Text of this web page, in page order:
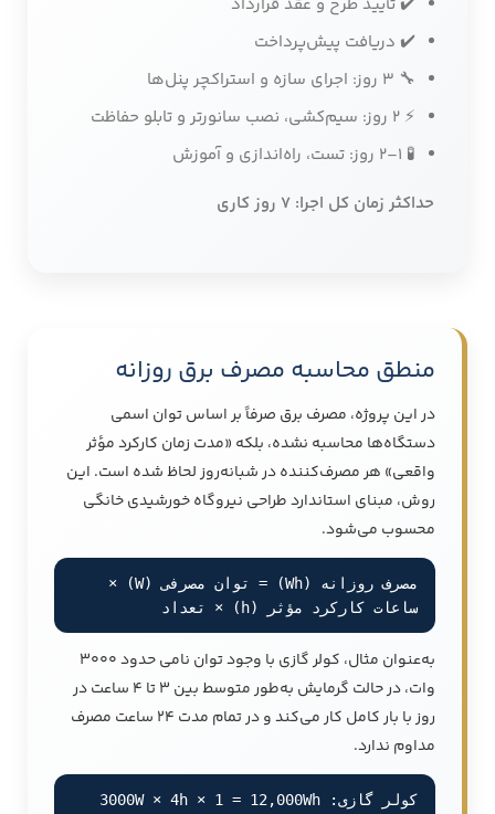
✔️ دریافت پیش‌پرداخت
🔧 3 روز: اجرای سازه و استراکچر پنل‌ها
⚡ 2 روز: سیم‌کشی، نصب سانورتر و تابلو حفاظت
🧪 1–2 روز: تست، راه‌اندازی و آموزش
حداکثر زمان کل اجرا: 7 روز کاری
منطق محاسبه مصرف برق روزانه
در این پروژه، مصرف برق صرفاً بر اساس توان اسمی
دستگاه‌ها محاسبه نشده، بلکه «مدت زمان کارکرد مؤثر
واقعی» هر مصرف‌کننده در شبانه‌روز لحاظ شده است. این
روش، مبنای استاندارد طراحی نیروگاه خورشیدی خانگی
محسوب می‌شود.
مصرف روزانه (Wh) = توان مصرفی (W) ×
ساعات کارکرد مؤثر (h) × تعداد
به‌عنوان مثال، کولر گازی با وجود توان نامی حدود 3000
وات، در حالت گرمایش به‌طور متوسط بین 3 تا 4 ساعت در
روز با بار کامل کار می‌کند و در تمام مدت 24 ساعت مصرف
مداوم ندارد.
کولر گازی: 3000W × 4h × 1 = 12,000Wh